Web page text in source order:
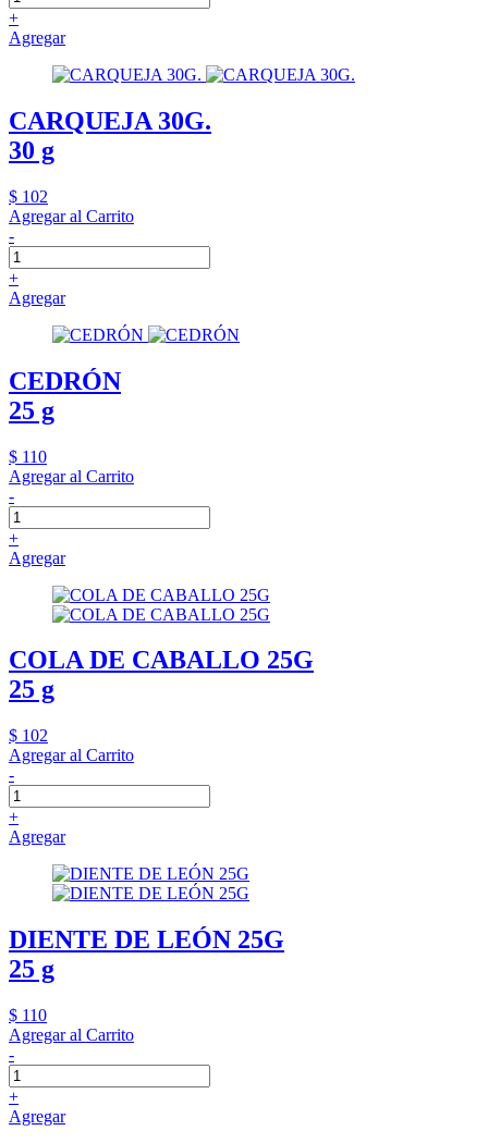
+
Agregar
CARQUEJA 30G.
30 g
$ 102
Agregar al Carrito
-
+
Agregar
CEDRÓN
25 g
$ 110
Agregar al Carrito
-
+
Agregar
COLA DE CABALLO 25G
25 g
$ 102
Agregar al Carrito
-
+
Agregar
DIENTE DE LEÓN 25G
25 g
$ 110
Agregar al Carrito
-
+
Agregar